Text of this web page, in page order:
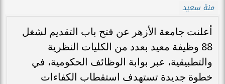
منة سعيد
أعلنت جامعة الأزهر عن فتح باب التقديم لشغل
88 وظيفة معيد بعدد من الكليات النظرية
والتطبيقية، عبر بوابة الوظائف الحكومية، في
خطوة جديدة تستهدف استقطاب الكفاءات